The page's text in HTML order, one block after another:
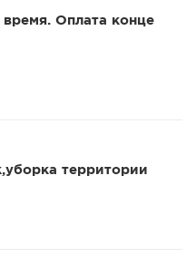
Оплата конце
территории